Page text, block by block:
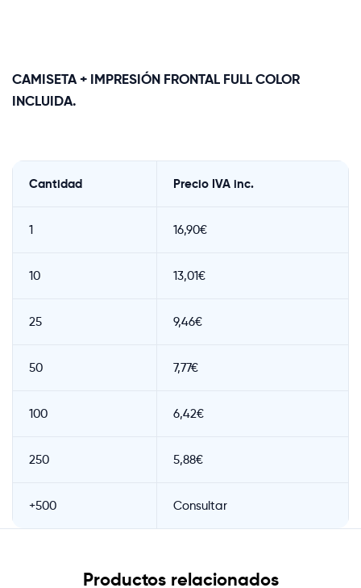
CAMISETA + IMPRESIÓN FRONTAL FULL COLOR
INCLUIDA.
Cantidad Precio IVA inc.
1 16,90€
10 13,01€
25 9,46€
50 7,77€
100 6,42€
250 5,88€
+500 Consultar
Productos relacionados